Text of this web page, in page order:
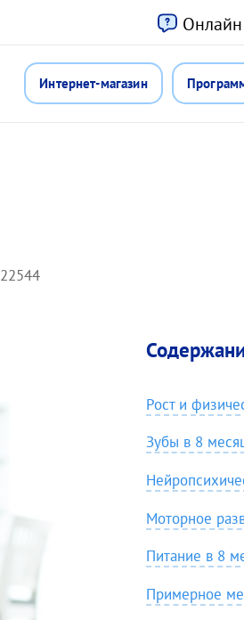
Онлайн
Интернет-магазин
22544
Рост и
Зубы в 8
Моторное
Питание в 8
Примерное